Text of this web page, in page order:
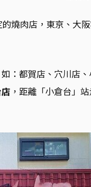
燒肉店，東京、大
： 都賀店、 穴川店
，距離「小倉台」